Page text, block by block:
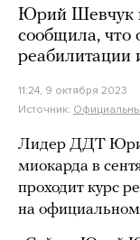
Юрий Шевчук
сообщила, что
реабилитации
11:24, 9 октября 2023
Источник:
Лидер ДДТ
миокарда в
проходит курс
на официальном